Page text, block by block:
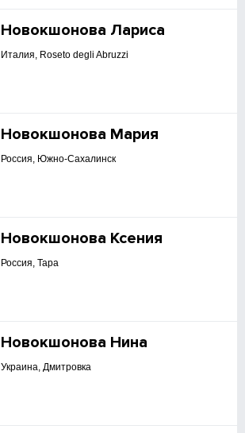
Новокшонова Лариса
Италия, Roseto degli Abruzzi
Новокшонова Мария
Россия, Южно-Сахалинск
Новокшонова Ксения
Россия, Тара
Новокшонова Нина
Украина, Дмитровка